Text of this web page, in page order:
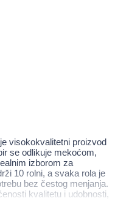
visokokvalitetni proizvod
se odlikuje mekoćom,
izborom za
10 rolni, a svaka rola je
bez čestog menjanja.
kvalitetu i udobnosti,